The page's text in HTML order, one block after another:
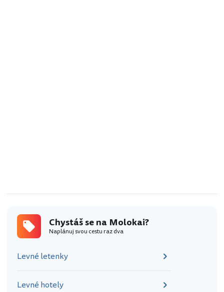
Chystáš se na Molokai?
Naplánuj svou cestu raz dva
Levné letenky
Levné hotely